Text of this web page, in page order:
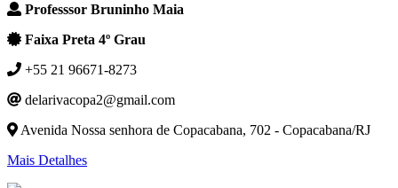
Professsor Bruninho Maia
Faixa Preta 4º Grau
+55 21 96671-8273
delarivacopa2@gmail.com
Avenida Nossa senhora de Copacabana, 702 - Copacabana/RJ
Mais Detalhes